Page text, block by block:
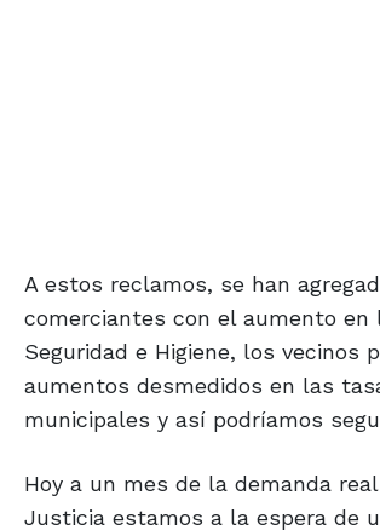
A estos reclamos, se han
comerciantes con el aumento en
Seguridad e Higiene, los vecinos
aumentos desmedidos en las
municipales y así podríamos
Hoy a un mes de la demanda
Justicia estamos a la espera de